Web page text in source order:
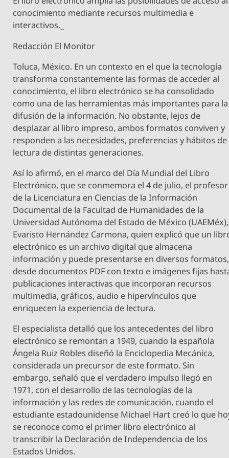
conocimiento mediante recursos multimedia e
interactivos._
Redacción El Monitor
Toluca, México. En un contexto en el que la tecnología
transforma constantemente las formas de acceder al
conocimiento, el libro electrónico se ha consolidado
como una de las herramientas más importantes para la
difusión de la información. No obstante, lejos de
desplazar al libro impreso, ambos formatos conviven y
responden a las necesidades, preferencias y hábitos de
lectura de distintas generaciones.
Así lo afirmó, en el marco del Día Mundial del Libro
Electrónico, que se conmemora el 4 de julio, el profesor
de la Licenciatura en Ciencias de la Información
Documental de la Facultad de Humanidades de la
Universidad Autónoma del Estado de México (UAEMéx),
Evaristo Hernández Carmona, quien explicó que un
electrónico es un archivo digital que almacena
información y puede presentarse en diversos formatos,
desde documentos PDF con texto e imágenes fijas
publicaciones interactivas que incorporan recursos
multimedia, gráficos, audio e hipervínculos que
enriquecen la experiencia de lectura.
El especialista detalló que los antecedentes del libro
electrónico se remontan a 1949, cuando la española
Ángela Ruiz Robles diseñó la Enciclopedia Mecánica,
considerada un precursor de este formato. Sin
embargo, señaló que el verdadero impulso llegó en
1971, con el desarrollo de las tecnologías de la
información y las redes de comunicación, cuando el
estudiante estadounidense Michael Hart creó lo que
se reconoce como el primer libro electrónico al
transcribir la Declaración de Independencia de los
Estados Unidos.